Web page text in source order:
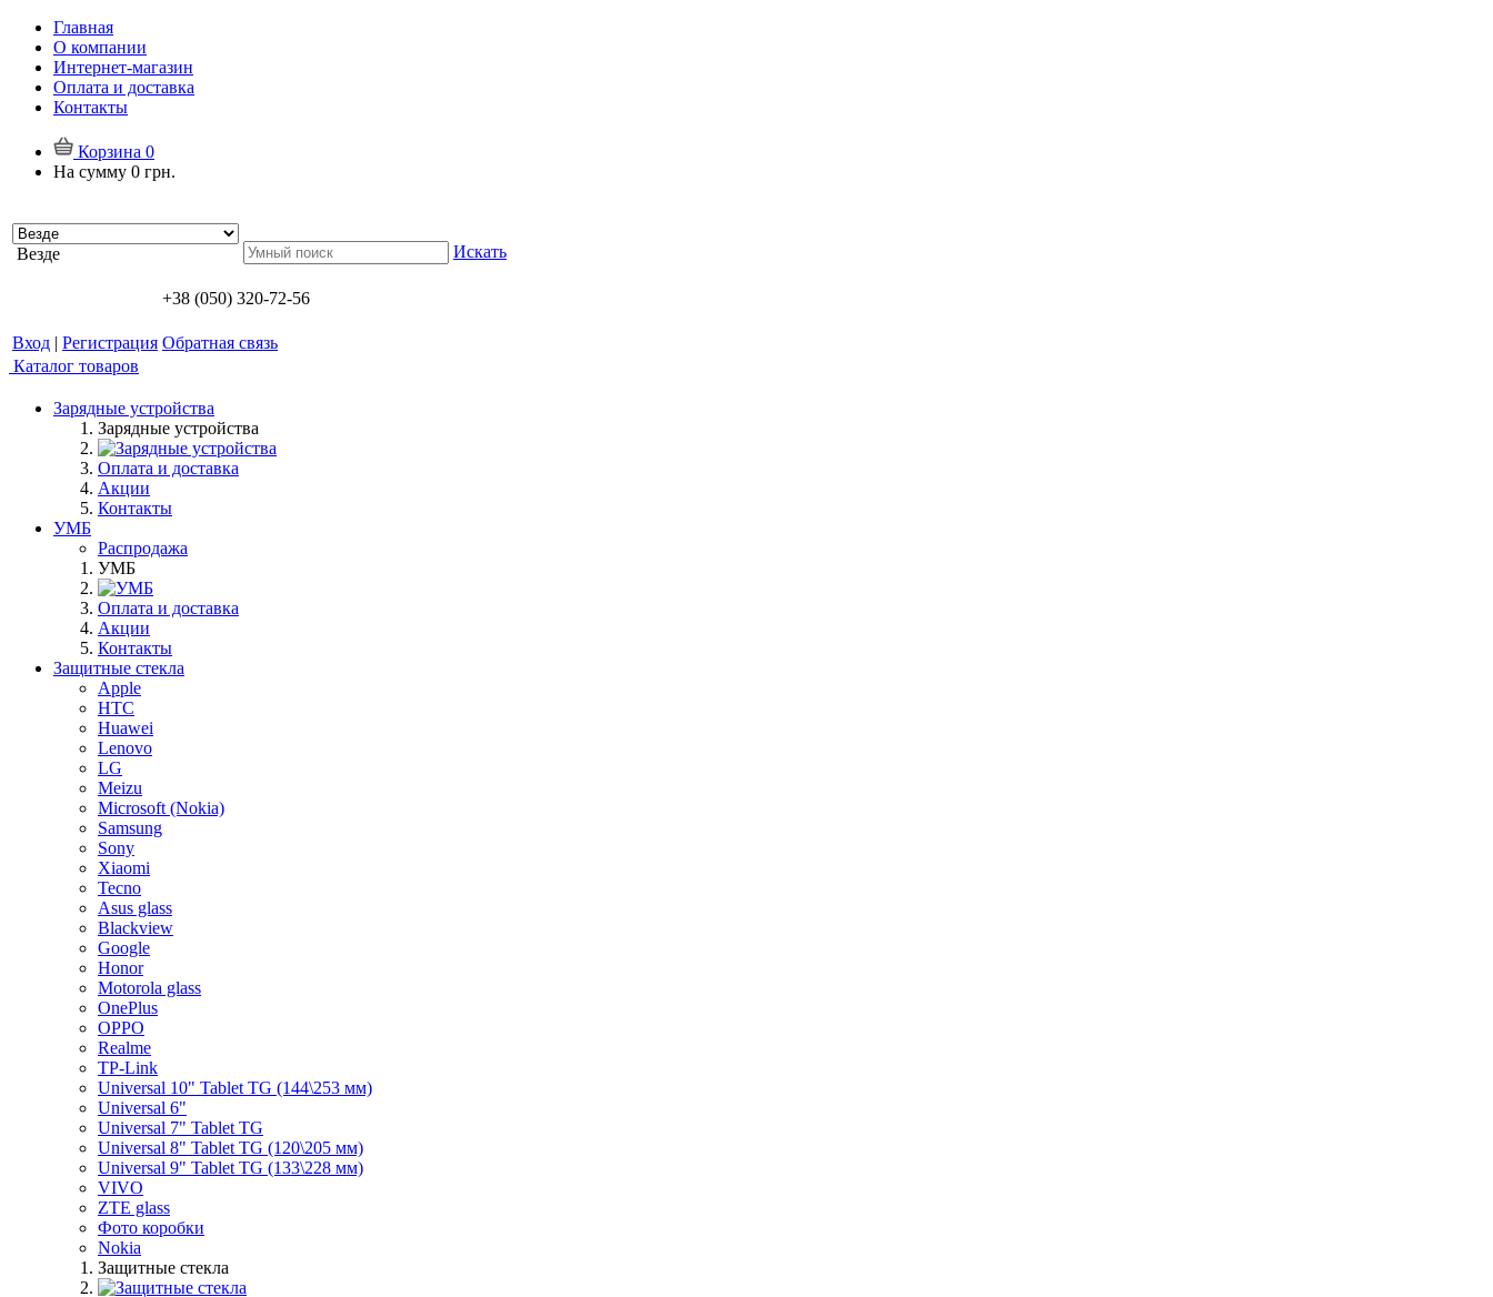
Главная
О компании
Интернет-магазин
Оплата и доставка
Контакты
Корзина 0
На сумму 0 грн.
Везде Искать
+38 (050) 320-72-56
Вход | Регистрация Обратная связь
Каталог товаров
Зарядные устройства
Зарядные устройства
Оплата и доставка
Акции
Контакты
УМБ
Распродажа
УМБ
Оплата и доставка
Акции
Контакты
Защитные стекла
Apple
HTC
Huawei
Lenovo
LG
Meizu
Microsoft (Nokia)
Samsung
Sony
Xiaomi
Tecno
Asus glass
Blackview
Google
Honor
Motorola glass
OnePlus
OPPO
Realme
TP-Link
Universal 10" Tablet TG (144\253 мм)
Universal 6"
Universal 7" Tablet TG
Universal 8" Tablet TG (120\205 мм)
Universal 9" Tablet TG (133\228 мм)
VIVO
ZTE glass
Фото коробки
Nokia
Защитные стекла